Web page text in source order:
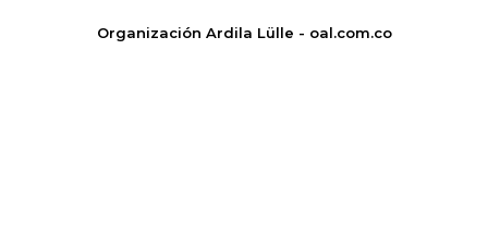
Organización Ardila Lülle - oal.com.co